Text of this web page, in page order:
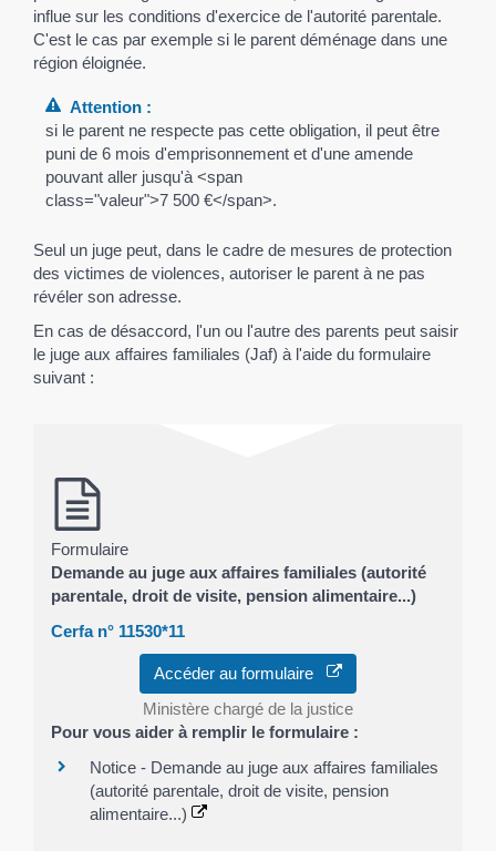
influe sur les conditions d'exercice de l'autorité parentale.
C'est le cas par exemple si le parent déménage dans une
région éloignée.
Attention :
si le parent ne respecte pas cette obligation, il peut être
puni de 6 mois d'emprisonnement et d'une amende
pouvant aller jusqu'à <span
class="valeur">7 500 €</span>.
Seul un juge peut, dans le cadre de mesures de protection
des victimes de violences, autoriser le parent à ne pas
révéler son adresse.
En cas de désaccord, l'un ou l'autre des parents peut saisir
le juge aux affaires familiales (Jaf) à l'aide du formulaire
suivant :
Formulaire
Demande au juge aux affaires familiales (autorité
parentale, droit de visite, pension alimentaire...)
Cerfa n° 11530*11
Accéder au formulaire
Ministère chargé de la justice
Pour vous aider à remplir le formulaire :
Notice - Demande au juge aux affaires familiales
(autorité parentale, droit de visite, pension
alimentaire...)